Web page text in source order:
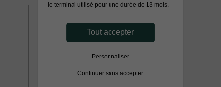
le terminal utilisé pour une durée de 13 mois.
Tout accepter
Personnaliser
Continuer sans accepter